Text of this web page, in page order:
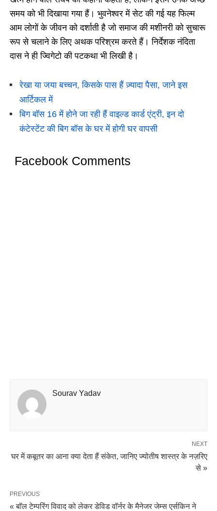
समय को भी दिखाया गया हैं। भुवनेश्वर में सेट की गई यह फिल्म
आम लोगों के जीवन को दर्शाती है जो समाज की मशीनरी को सुचारू
रूप से चलाने के लिए अथक परिश्रम करते हैं। निर्देशक नंदिता
दास ने ही ज्विगेटो की पटकथा भी लिखी है।
रेखा या जया बच्चन, किसके पास हैं ज़्यादा पैसा, जाने इस
आर्टिकल में
बिग बॉस 16 में होने जा रही हैं वाइल्ड कार्ड एंट्री, इन दो
कंटेस्टेंट की बिग बॉस के घर में होगी घर वापसी
Facebook Comments
Sourav Yadav
NEXT
घर में कबूतर का आना क्या देता हैं संकेत, जानिए ज्योतीष शास्त्र के नज़रिए
से »
PREVIOUS
« बॉल टेम्परिंग विवाद को लेकर डेविड वॉर्नर के मैनेजर जेम्स एर्सकिन ने